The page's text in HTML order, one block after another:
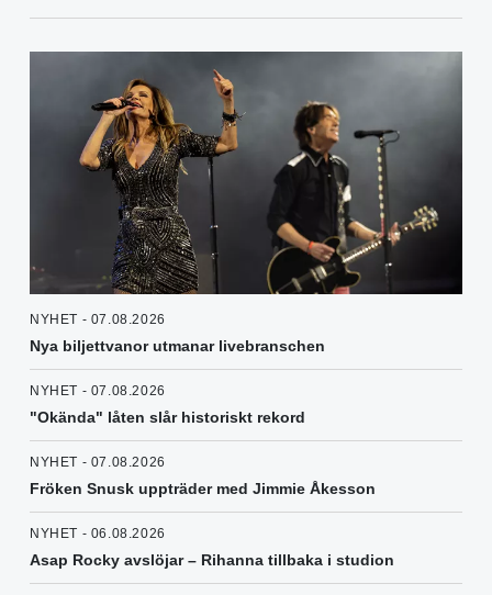
NYHET - 07.08.2026
Nya biljettvanor utmanar livebranschen
NYHET - 07.08.2026
"Okända" låten slår historiskt rekord
NYHET - 07.08.2026
Fröken Snusk uppträder med Jimmie Åkesson
NYHET - 06.08.2026
Asap Rocky avslöjar – Rihanna tillbaka i studion